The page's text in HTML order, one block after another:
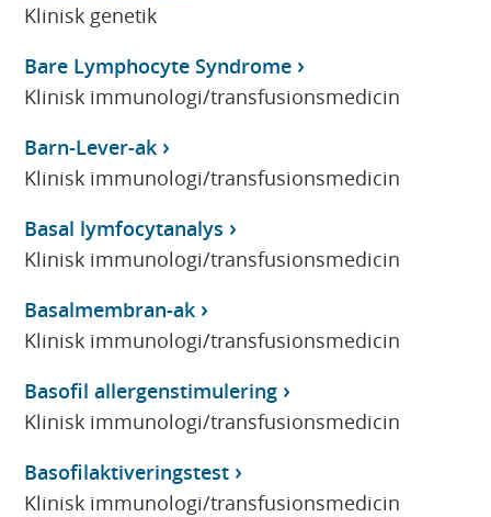
Klinisk genetik
Bare Lymphocyte Syndrome
Klinisk immunologi/transfusionsmedicin
Barn-Lever-ak
Klinisk immunologi/transfusionsmedicin
Basal lymfocytanalys
Klinisk immunologi/transfusionsmedicin
Basalmembran-ak
Klinisk immunologi/transfusionsmedicin
Basofil allergenstimulering
Klinisk immunologi/transfusionsmedicin
Basofilaktiveringstest
Klinisk immunologi/transfusionsmedicin